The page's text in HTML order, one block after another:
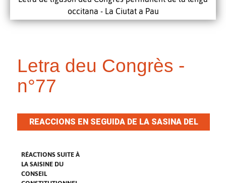
occitana - La Ciutat a Pau
Letra deu Congrès -
n°77
REACCIONS EN SEGUIDA DE LA SASINA DEL
CONSELH CONSTITUCIONAL CONTRA LA LEI
RÉACTIONS SUITE À
LA SAISINE DU
CONSEIL